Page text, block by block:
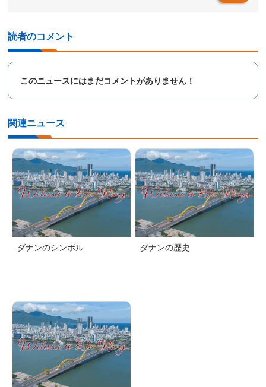
読者のコメント
このニュースにはまだコメントがありません！
関連ニュース
ダナンのシンボル ダナンの歴史